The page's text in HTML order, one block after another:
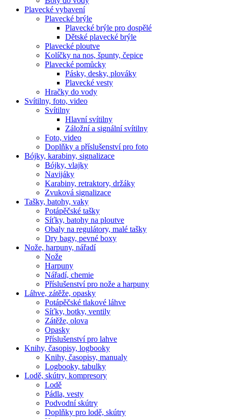
Plavecké vybavení
Plavecké brýle
Plavecké brýle pro dospělé
Dětské plavecké brýle
Plavecké ploutve
Kolíčky na nos, špunty, čepice
Plavecké pomůcky
Pásky, desky, plováky
Plavecké vesty
Hračky do vody
Svítilny, foto, video
Svítilny
Hlavní svítilny
Záložní a signální svítilny
Foto, video
Doplňky a příslušenství pro foto
Bójky, karabiny, signalizace
Bójky, vlajky
Navijáky
Karabiny, retraktory, držáky
Zvuková signalizace
Tašky, batohy, vaky
Potápěčské tašky
Síťky, batohy na ploutve
Obaly na regulátory, malé tašky
Dry bagy, pevné boxy
Nože, harpuny, nářadí
Nože
Harpuny
Nářadí, chemie
Příslušenství pro nože a harpuny
Láhve, zátěže, opasky
Potápěčské tlakové láhve
Síťky, botky, ventily
Zátěže, olova
Opasky
Příslušenství pro lahve
Knihy, časopisy, logbooky
Knihy, časopisy, manualy
Logbooky, tabulky
Lodě, skútry, kompresory
Lodě
Pádla, vesty
Podvodní skútry
Doplňky pro lodě, skútry